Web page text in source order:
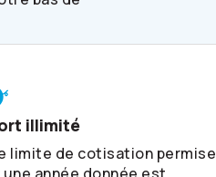
illimité
limite de cotisation permise